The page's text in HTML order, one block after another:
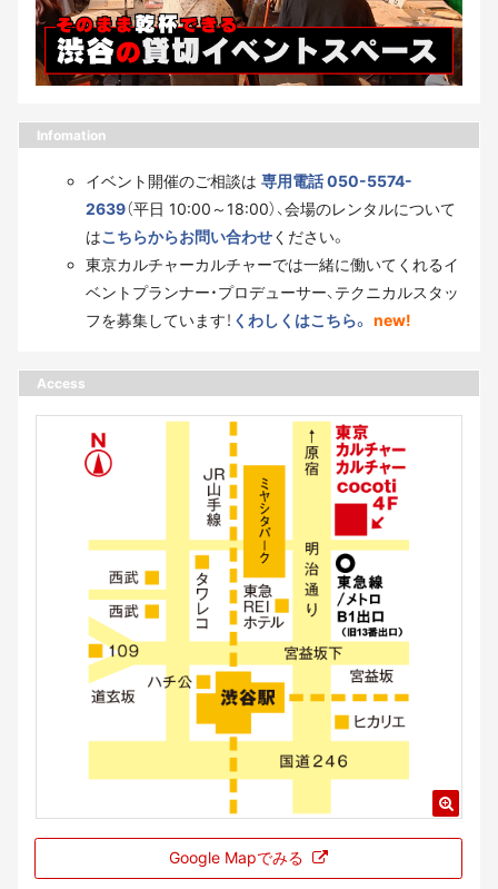
Infomation
イベント開催のご相談は 専用電話 050-5574-
2639（平日 10:00～18:00）、会場のレンタルについて
はこちらからお問い合わせください。
東京カルチャーカルチャーでは一緒に働いてくれるイ
ベントプランナー・プロデューサー、テクニカルスタッ
フを募集しています！ くわしくはこちら。 new!
Access
Google Mapでみる